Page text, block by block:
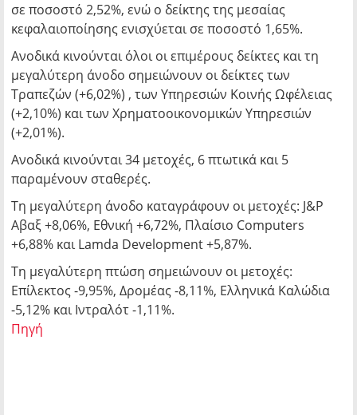
σε ποσοστό 2,52%, ενώ ο δείκτης της μεσαίας
κεφαλαιοποίησης ενισχύεται σε ποσοστό 1,65%.
Ανοδικά κινούνται όλοι οι επιμέρους δείκτες και τη
μεγαλύτερη άνοδο σημειώνουν οι δείκτες των
Τραπεζών (+6,02%) , των Υπηρεσιών Κοινής Ωφέλειας
(+2,10%) και των Χρηματοοικονομικών Υπηρεσιών
(+2,01%).
Ανοδικά κινούνται 34 μετοχές, 6 πτωτικά και 5
παραμένουν σταθερές.
Τη μεγαλύτερη άνοδο καταγράφουν οι μετοχές: J&P
Αβαξ +8,06%, Εθνική +6,72%, Πλαίσιο Computers
+6,88% και Lamda Development +5,87%.
Τη μεγαλύτερη πτώση σημειώνουν οι μετοχές:
Επίλεκτος -9,95%, Δρομέας -8,11%, Ελληνικά Καλώδια
-5,12% και Ιντραλότ -1,11%.
Πηγή